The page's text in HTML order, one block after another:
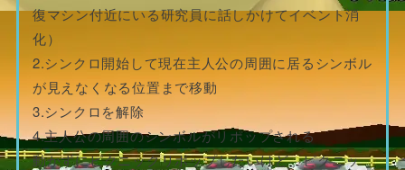
復マシン付近にいる研究員に話しかけてイベント消
化）
2.シンクロ開始して現在主人公の周囲に居るシンボル
が見えなくなる位置まで移動
3.シンクロを解除
4.主人公の周囲のシンボルがリポップされる
動かずにピクニックリポップしたいけど、ピクニッ